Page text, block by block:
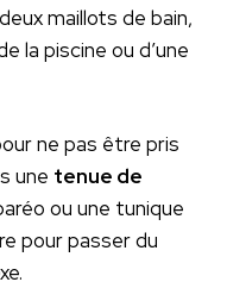
maillots de bain,
la piscine ou d’une
ne pas être pris
une tenue de
ou une tunique
pour passer du